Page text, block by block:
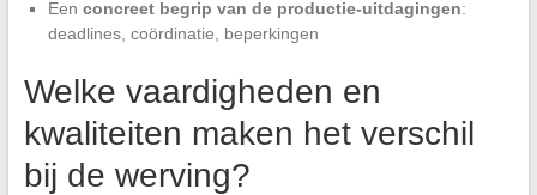
Een concreet begrip van de productie-uitdagingen:
deadlines, coördinatie, beperkingen
Welke vaardigheden en
kwaliteiten maken het verschil
bij de werving?